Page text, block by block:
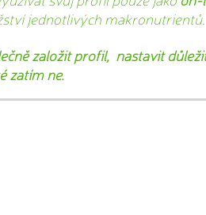
jednotlivých makronutrientů.
založit profil, nastavit
zatím ne.